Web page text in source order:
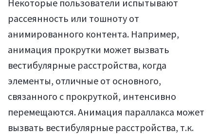
Некоторые пользователи испытывают
рассеянность или тошноту от
анимированного контента. Например,
анимация прокрутки может вызвать
вестибулярные расстройства, когда
элементы, отличные от основного,
связанного с прокруткой, интенсивно
перемещаются. Анимация параллакса может
вызвать вестибулярные расстройства, т.к.